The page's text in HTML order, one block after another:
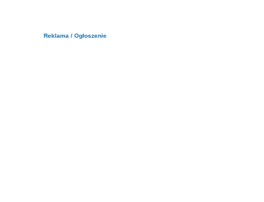
Reklama / Ogłoszenie